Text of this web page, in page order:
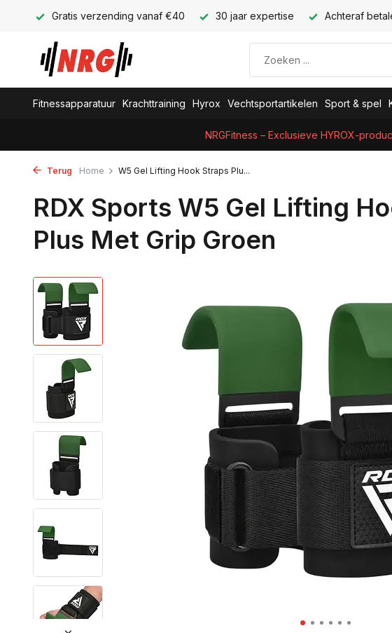
Gratis verzending vanaf €40 30 jaar expertise Achteraf
Fitnessapparatuur Krachttraining Hyrox Vechtsportartikelen Sport & spel
NRGFitness – Exclusieve HYROX-
Terug Home W5 Gel Lifting Hook Straps Plu...
RDX Sports W5 Gel Lifting
Plus Met Grip Groen